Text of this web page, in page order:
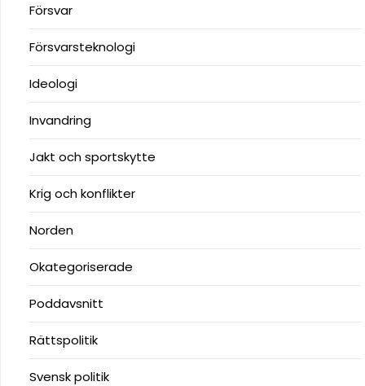
Försvar
Försvarsteknologi
Ideologi
Invandring
Jakt och sportskytte
Krig och konflikter
Norden
Okategoriserade
Poddavsnitt
Rättspolitik
Svensk politik